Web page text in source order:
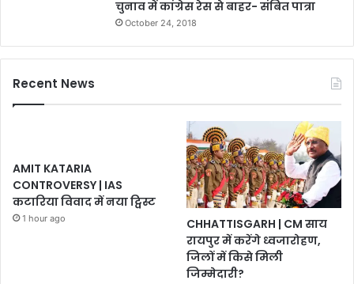
चुनाव में कांग्रेस रेस से बाहर- संबित पात्रा
October 24, 2018
Recent News
AMIT KATARIA
CONTROVERSY | IAS
कटारिया विवाद में नया ट्विस्ट
1 hour ago
CHHATTISGARH | CM साय
रायपुर में करेंगे ध्वजारोहण,
जिलों में किसे मिली
जिम्मेदारी?